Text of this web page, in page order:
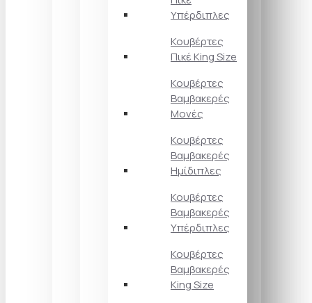
Υπέρδιπλες
Κουβέρτες
Πικέ King Size
Κουβέρτες
Βαμβακερές
Μονές
Κουβέρτες
Βαμβακερές
Ημίδιπλες
Κουβέρτες
Βαμβακερές
Υπέρδιπλες
Κουβέρτες
Βαμβακερές
King Size